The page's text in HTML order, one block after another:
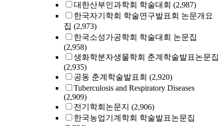
대한산부인과학회 학술대회 (2,987)
한국자기학회 학술연구발표회 논문개요
집 (2,973)
한국소성가공학회 학술대회 논문집
(2,958)
생화학분자생물학회 춘계학술발표논문집
(2,935)
공동 춘계학술발표회 (2,920)
Tuberculosis and Respiratory Diseases
(2,909)
전기학회논문지 (2,906)
한국농업기계학회 학술발표논문집